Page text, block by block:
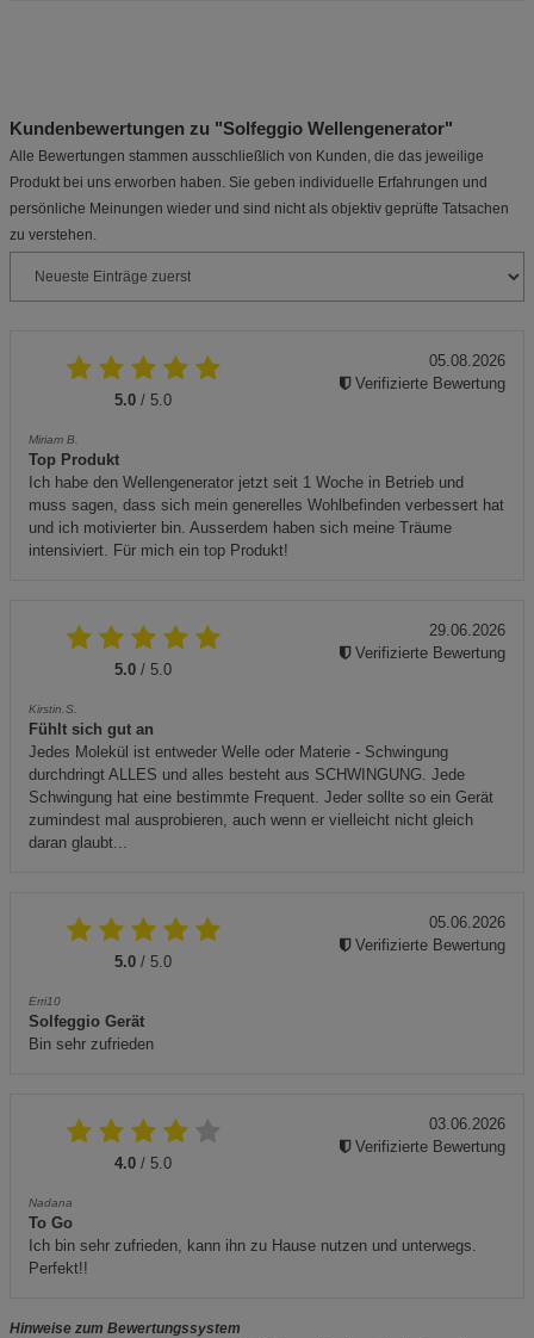
Kundenbewertungen zu "Solfeggio Wellengenerator"
Alle Bewertungen stammen ausschließlich von Kunden, die das jeweilige
Produkt bei uns erworben haben. Sie geben individuelle Erfahrungen und
persönliche Meinungen wieder und sind nicht als objektiv geprüfte Tatsachen
zu verstehen.
5.0 / 5.0
Miriam B.
Top Produkt
Ich habe den Wellengenerator jetzt seit 1 Woche in Betrieb und
muss sagen, dass sich mein generelles Wohlbefinden verbessert hat
und ich motivierter bin. Ausserdem haben sich meine Träume
intensiviert. Für mich ein top Produkt!
05.08.2026
Verifizierte Bewertung
5.0 / 5.0
Kirstin.S.
Fühlt sich gut an
Jedes Molekül ist entweder Welle oder Materie - Schwingung
durchdringt ALLES und alles besteht aus SCHWINGUNG. Jede
Schwingung hat eine bestimmte Frequent. Jeder sollte so ein Gerät
zumindest mal ausprobieren, auch wenn er vielleicht nicht gleich
daran glaubt...
29.06.2026
Verifizierte Bewertung
5.0 / 5.0
Erri10
Solfeggio Gerät
Bin sehr zufrieden
05.06.2026
Verifizierte Bewertung
4.0 / 5.0
Nadana
To Go
Ich bin sehr zufrieden, kann ihn zu Hause nutzen und unterwegs.
Perfekt!!
03.06.2026
Verifizierte Bewertung
Hinweise zum Bewertungssystem